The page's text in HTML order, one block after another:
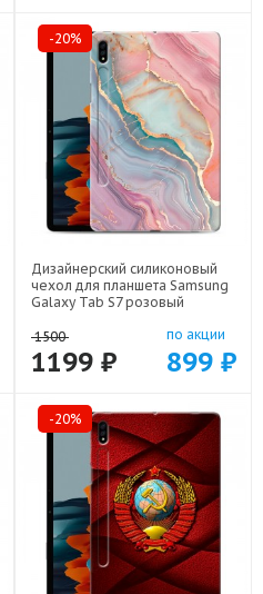
-20%
Дизайнерский силиконовый
чехол для планшета Samsung
Galaxy Tab S7 розовый
1500
1199 ₽
по акции
899 ₽
-20%